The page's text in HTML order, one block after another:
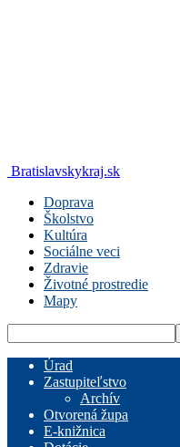
Bratislavskykraj.sk
Doprava
Školstvo
Kultúra
Sociálne veci
Zdravie
Životné prostredie
Mapy
Úrad
Zastupiteľstvo
Archív
Otvorená župa
E-knižnica